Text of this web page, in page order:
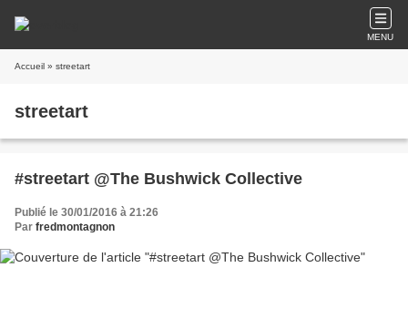
MENU
Accueil » streetart
streetart
#streetart @The Bushwick Collective
Publié le 30/01/2016 à 21:26
Par fredmontagnon